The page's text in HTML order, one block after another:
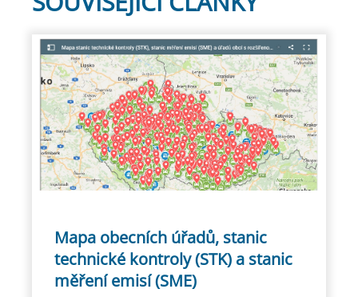
Mapa obecních úřadů, stanic
technické kontroly (STK) a stanic
měření emisí (SME)